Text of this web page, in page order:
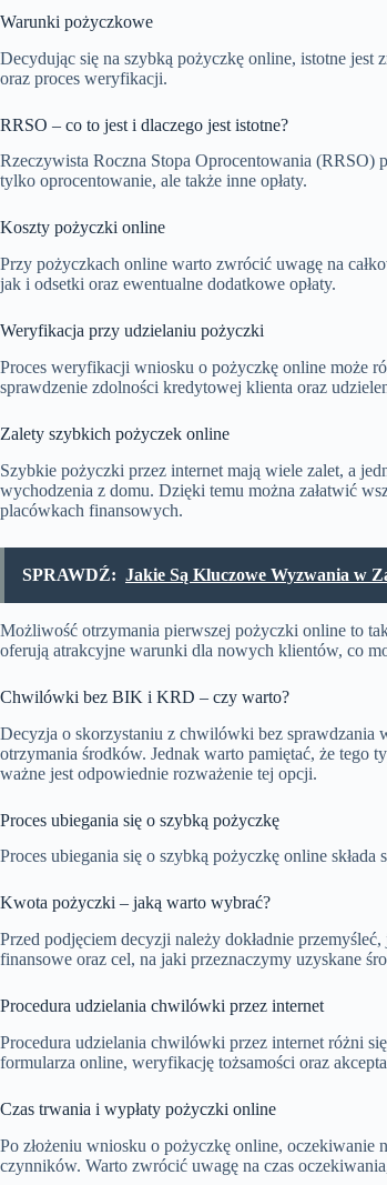
Warunki pożyczkowe
Decydując się na szybką pożyczkę online, istotne jest
oraz proces weryfikacji.
RRSO – co to jest i dlaczego jest istotne?
Rzeczywista Roczna Stopa Oprocentowania (RRSO)
tylko oprocentowanie, ale także inne opłaty.
Koszty pożyczki online
Przy pożyczkach online warto zwrócić uwagę na
jak i odsetki oraz ewentualne dodatkowe opłaty.
Weryfikacja przy udzielaniu pożyczki
Proces weryfikacji wniosku o pożyczkę online może
sprawdzenie zdolności kredytowej klienta oraz
Zalety szybkich pożyczek online
Szybkie pożyczki przez internet mają wiele zalet, a
wychodzenia z domu. Dzięki temu można załatwić
placówkach finansowych.
SPRAWDŹ: Jakie Są Kluczowe Wyzwania w
Możliwość otrzymania pierwszej pożyczki online to
oferują atrakcyjne warunki dla nowych klientów, co
Chwilówki bez BIK i KRD – czy warto?
Decyzja o skorzystaniu z chwilówki bez sprawdzania
otrzymania środków. Jednak warto pamiętać, że tego
ważne jest odpowiednie rozważenie tej opcji.
Proces ubiegania się o szybką pożyczkę
Proces ubiegania się o szybką pożyczkę online
Kwota pożyczki – jaką warto wybrać?
Przed podjęciem decyzji należy dokładnie
finansowe oraz cel, na jaki przeznaczymy uzyskane
Procedura udzielania chwilówki przez internet
Procedura udzielania chwilówki przez internet różni
formularza online, weryfikację tożsamości oraz
Czas trwania i wypłaty pożyczki online
Po złożeniu wniosku o pożyczkę online, oczekiwanie
czynników. Warto zwrócić uwagę na czas